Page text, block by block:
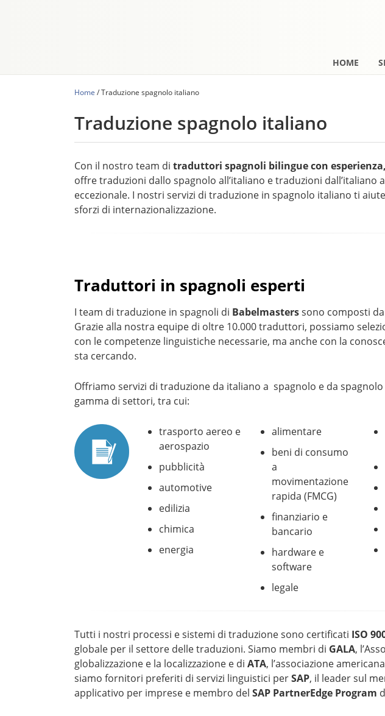
HOME
Home /Traduzione spagnolo italiano
Traduzione spagnolo italiano
Con il nostro team di traduttori spagnoli bilingue con
offre traduzioni dallo spagnolo all’italiano e traduzioni dall’italiano
eccezionale. I nostri servizi di traduzione in spagnolo italiano ti
sforzi di internazionalizzazione.
Traduttori in spagnoli esperti
I team di traduzione in spagnoli di Babelmasterssono composti da
Grazie alla nostra equipe di oltre 10.000 traduttori, possiamo
con le competenze linguistiche necessarie, ma anche con la
sta cercando.
Offriamo servizi di traduzione da italiano a spagnolo e da spagnolo
gamma di settori, tra cui:
trasporto aereo e
aerospazio
pubblicità
automotive
edilizia
chimica
energia
alimentare
beni di consumo
a
movimentazione
rapida (FMCG)
finanziario e
bancario
hardware e
software
legale
Tutti i nostri processi e sistemi di traduzione sono certificati ISO
globale per il settore delle traduzioni. Siamo membri di GALA,
globalizzazione e la localizzazione e di ATA, l’associazione
siamo fornitori preferiti di servizi linguistici perSAP, il leader sul
applicativo per imprese e membro del SAP PartnerEdge Program